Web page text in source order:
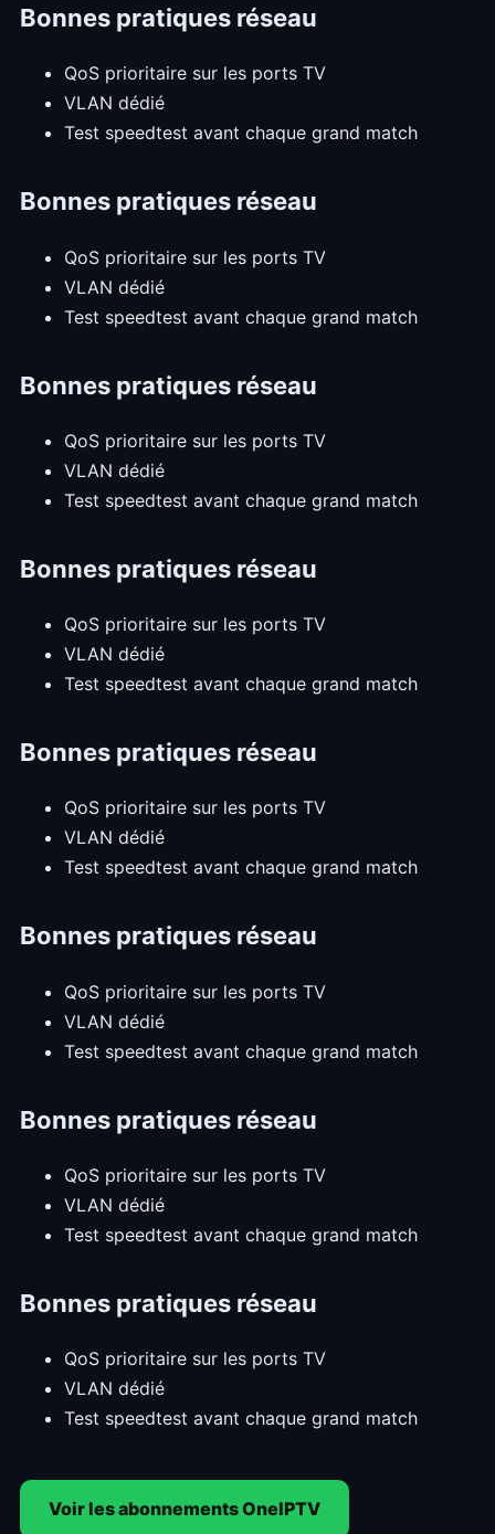
Bonnes pratiques réseau
QoS prioritaire sur les ports TV
VLAN dédié
Test speedtest avant chaque grand match
Bonnes pratiques réseau
QoS prioritaire sur les ports TV
VLAN dédié
Test speedtest avant chaque grand match
Bonnes pratiques réseau
QoS prioritaire sur les ports TV
VLAN dédié
Test speedtest avant chaque grand match
Bonnes pratiques réseau
QoS prioritaire sur les ports TV
VLAN dédié
Test speedtest avant chaque grand match
Bonnes pratiques réseau
QoS prioritaire sur les ports TV
VLAN dédié
Test speedtest avant chaque grand match
Bonnes pratiques réseau
QoS prioritaire sur les ports TV
VLAN dédié
Test speedtest avant chaque grand match
Bonnes pratiques réseau
QoS prioritaire sur les ports TV
VLAN dédié
Test speedtest avant chaque grand match
Bonnes pratiques réseau
QoS prioritaire sur les ports TV
VLAN dédié
Test speedtest avant chaque grand match
Voir les abonnements OneIPTV